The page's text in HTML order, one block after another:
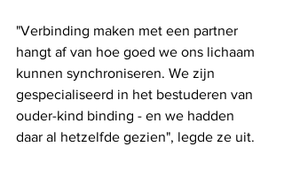
"Verbinding maken met een partner
hangt af van hoe goed we ons lichaam
kunnen synchroniseren. We zijn
gespecialiseerd in het bestuderen van
ouder-kind binding - en we hadden
daar al hetzelfde gezien", legde ze uit.